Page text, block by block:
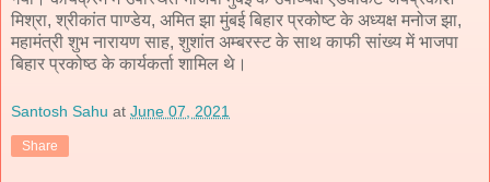
मिश्रा, श्रीकांत पाण्डेय, अमित झा मुंबई बिहार प्रकोष्ट के अध्यक्ष मनोज झा,
महामंत्री शुभ नारायण साह, शुशांत अम्बरस्ट के साथ काफी सांख्य में भाजपा
बिहार प्रकोष्ठ के कार्यकर्ता शामिल थे।
Santosh Sahu at June 07, 2021
Share